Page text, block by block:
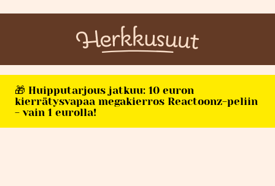
🎁 Huipputarjous jatkuu: 10 euron
kierrätysvapaa megakierros Reactoonz-peliin
- vain 1 eurolla!